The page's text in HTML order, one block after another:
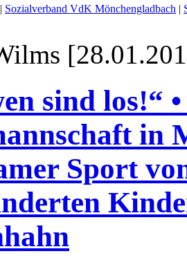
Sozialverband VdK Mönchengladbach |
sind los!“
in
Sport